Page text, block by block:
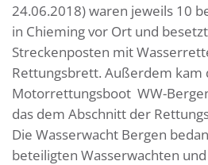
24.06.2018) waren jeweils 10
in Chieming vor Ort und
Streckenposten mit
Rettungsbrett. Außerdem kam
Motorrettungsboot WW-
das dem Abschnitt der
Die Wasserwacht Bergen
beteiligten Wasserwachten